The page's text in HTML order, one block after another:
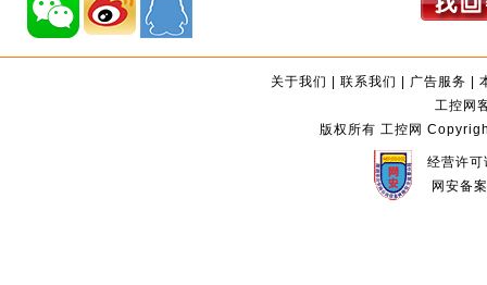
关于我们 |联系我们 | 广告服务 |
工控网
版权所有 工控网
经营许
网安备